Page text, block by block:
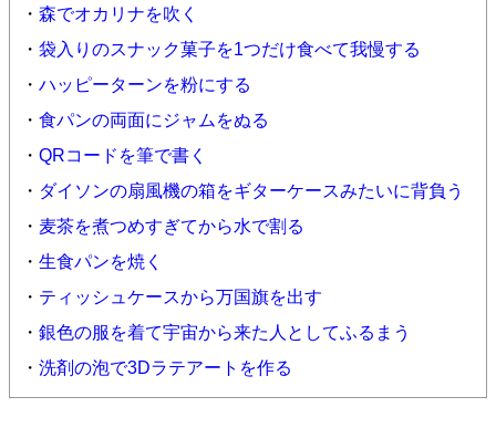
・ 森でオカリナを吹く
・ 袋入りのスナック菓子を1つだけ食べて我慢する
・ ハッピーターンを粉にする
・ 食パンの両面にジャムをぬる
・ QRコードを筆で書く
・ ダイソンの扇風機の箱をギターケースみたいに背負う
・ 麦茶を煮つめすぎてから水で割る
・ 生食パンを焼く
・ ティッシュケースから万国旗を出す
・ 銀色の服を着て宇宙から来た人としてふるまう
・ 洗剤の泡で3Dラテアートを作る